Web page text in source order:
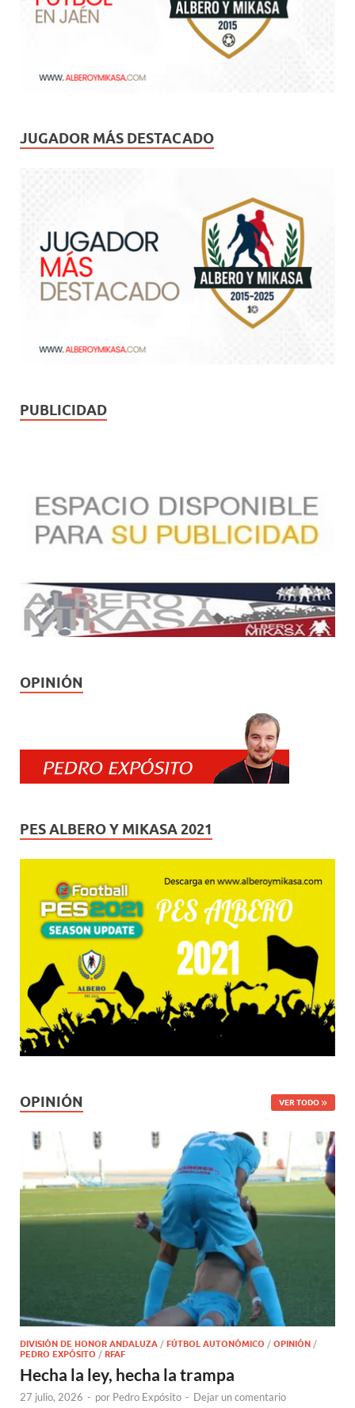
JUGADOR MÁS DESTACADO
PUBLICIDAD
OPINIÓN
PES ALBERO Y MIKASA 2021
OPINIÓN VER TODO
DIVISIÓN DE HONOR ANDALUZA / FÚTBOL AUTONÓMICO / OPINIÓN /
PEDRO EXPÓSITO / RFAF
Hecha la ley, hecha la trampa
27 julio, 2026 - por Pedro Expósito - Dejar un comentario